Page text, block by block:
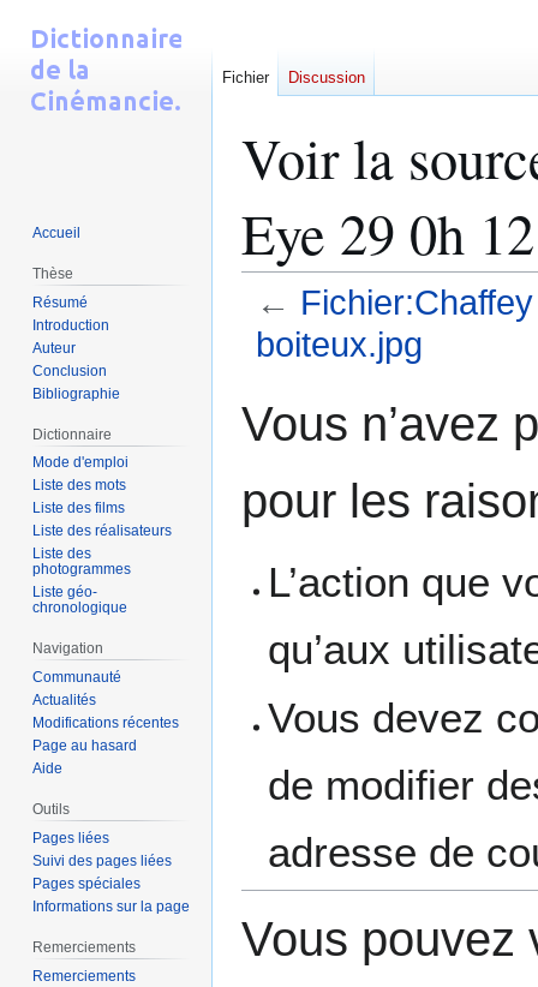
Voir la
Eye 29 0h
←
boiteux.jpg
àà
Vous n’avez
pour les
L’action que
qu’aux
Vous devez
de modifier
adresse de
Vous pouvez
Fichier Discussion
Accueil
Thèse
Résumé
Introduction
Auteur
Conclusion
Bibliographie
Dictionnaire
Mode d'emploi
Liste des mots
Liste des films
Liste des réalisateurs
Liste des
photogrammes
Liste géo-
chronologique
Navigation
Communauté
Actualités
Modifications récentes
Page au hasard
Aide
Outils
Pages liées
Suivi des pages liées
Pages spéciales
Informations sur la page
Remerciements
Remerciements